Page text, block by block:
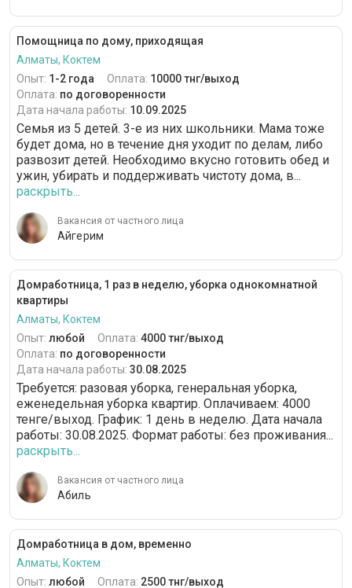
Помощница по дому, приходящая
Алматы, Коктем
Опыт: 1-2 года Оплата: 10000 тнг/выход
Оплата: по договоренности
Дата начала работы: 10.09.2025
Семья из 5 детей. 3-е из них школьники. Мама тоже
будет дома, но в течение дня уходит по делам, либо
развозит детей. Необходимо вкусно готовить обед и
ужин, убирать и поддерживать чистоту дома, в...
раскрыть...
Вакансия от частного лица
Айгерим
Домработница, 1 раз в неделю, уборка однокомнатной
квартиры
Алматы, Коктем
Опыт: любой Оплата: 4000 тнг/выход
Оплата: по договоренности
Дата начала работы: 30.08.2025
Требуется: разовая уборка, генеральная уборка,
еженедельная уборка квартир. Оплачиваем: 4000
тенге/выход. График: 1 день в неделю. Дата начала
работы: 30.08.2025. Формат работы: без проживания...
раскрыть...
Вакансия от частного лица
Абиль
Домработница в дом, временно
Алматы, Коктем
Опыт: любой Оплата: 2500 тнг/выход